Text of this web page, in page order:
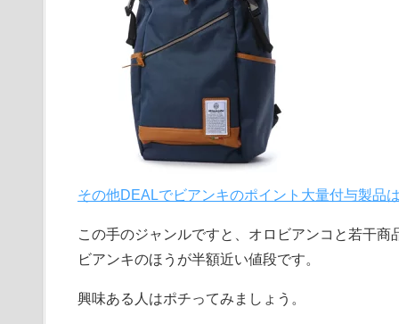
その他DEALでビアンキのポイント大量付与製品
この手のジャンルですと、オロビアンコと若干商
ビアンキのほうが半額近い値段です。
興味ある人はポチってみましょう。